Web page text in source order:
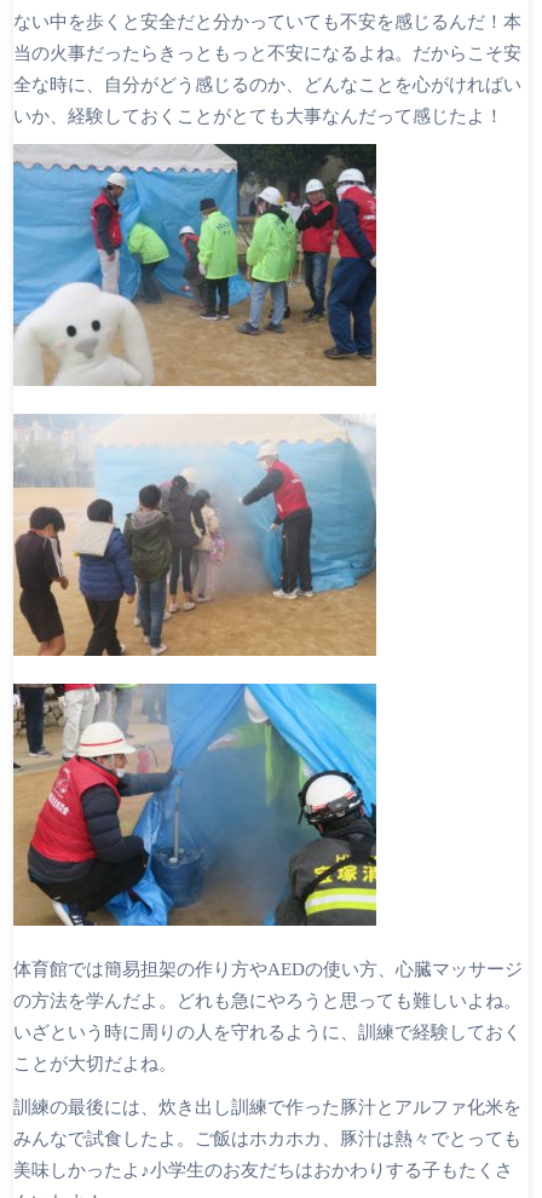
ない中を歩くと安全だと分かっていても不安を感じるんだ！本
当の火事だったらきっともっと不安になるよね。だからこそ安
全な時に、自分がどう感じるのか、どんなことを心がければい
いか、経験しておくことがとても大事なんだって感じたよ！
体育館では簡易担架の作り方やAEDの使い方、心臓マッサージ
の方法を学んだよ。どれも急にやろうと思っても難しいよね。
いざという時に周りの人を守れるように、訓練で経験しておく
ことが大切だよね。
訓練の最後には、炊き出し訓練で作った豚汁とアルファ化米を
みんなで試食したよ。ご飯はホカホカ、豚汁は熱々でとっても
美味しかったよ♪小学生のお友だちはおかわりする子もたくさ